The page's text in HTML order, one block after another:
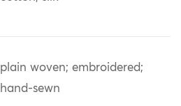
plain woven; embroidered;
hand-sewn